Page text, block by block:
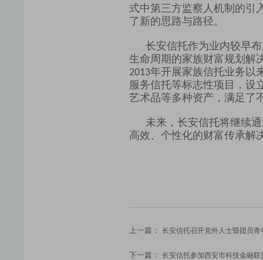
式中第三方监察人机制的引
了新的思路与路径。
长安信托作为业内较早
生命周期的家族财富规划解
2013年开展家族信托业务以
服务信托等标志性项目， 设
艺术品等多种资产，满足了
未来，长安信托将继续
高效、个性化的财富传承解
上一篇： 长安信托召开党外人士暨团员青
下一篇： 长安信托参加西安市科技金融